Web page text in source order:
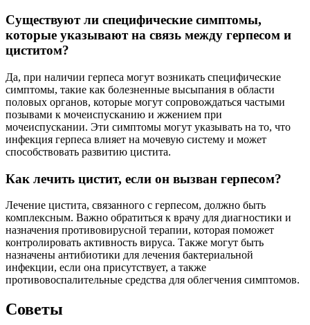
Существуют ли специфические симптомы,
которые указывают на связь между герпесом и
циститом?
Да, при наличии герпеса могут возникать специфические
симптомы, такие как болезненные высыпания в области
половых органов, которые могут сопровождаться частыми
позывами к мочеиспусканию и жжением при
мочеиспускании. Эти симптомы могут указывать на то, что
инфекция герпеса влияет на мочевую систему и может
способствовать развитию цистита.
Как лечить цистит, если он вызван герпесом?
Лечение цистита, связанного с герпесом, должно быть
комплексным. Важно обратиться к врачу для диагностики и
назначения противовирусной терапии, которая поможет
контролировать активность вируса. Также могут быть
назначены антибиотики для лечения бактериальной
инфекции, если она присутствует, а также
противовоспалительные средства для облегчения симптомов.
Советы